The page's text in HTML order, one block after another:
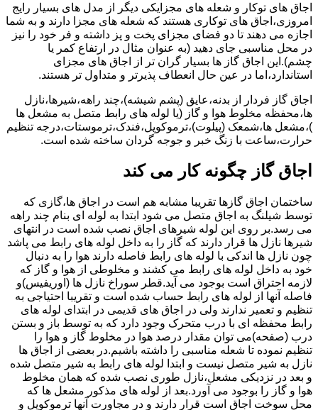
اجاق های توکار و شعله های مجزایکی دیگر از مدل های بسیار رایج
امروزی،اجاق های توکاری هستند که شعله های مجزا دارند و به شما
اجازه می دهند تا دو فضای مجزای پخت و پز داشته و فر خود را نیز
در محل مناسبی جای دهید (به عنوان مثال در ارتفاع کمر یا
چشم).این اجاق گاز ها بسیار گران تر از اجاق های مجزای
استاندارد،اما در عین حال انعطاف پذیرتر و متداول تر هستند.
اجاق گاز فردار از بدنه،عایق (پشم شیشه)،چند راهه،شیرها،نازل
ها،محفظه مخلوط هوا و گاز (یا لوله های رابط متصل به مشعل ها
)،مشعل ها،شمعک (پیلوت)،ترموکوپل،فندک،ترموستات،درجه تنظیم
حرارت،ساعت با زنگ خبر و جوجه گردان ساخته شده است.
اجاق گاز چگونه کار می کند
ساختمان اجاق گازها تقریبا مشابه هم است در اجاق ها،گازی که
توسط شیلنگ به اجاق متصل می شود ابتدا به لوله ای بنام چند راهه
می رسد.بر روی این لوله شیرهای اجاق نصب شده است در انتهای
شیرها نازل ها قرار دارند که گاز را به داخل لوله های رابط می پاشد
چون نازل ها اندکی با لوله های رابط فاصله دارند هوا را به دنبال
خود به داخل لوله های رابط می کشند و مخلوطی از هوا و گاز که
لازمه احتراق است بوجود می آید.قطر سوراخ نازل ها (اوریفیس)و
فاصله آنها از لوله های رابط حساب شده است و تقریبا احتیاجی به
تنظیم و تعمیر ندارند ولی در اجاق های قدیمی در ابتدای لوله های
رابط محفظه ای با درب متحرک وجود دارد که به توسط باز و بستن
درب (صفحه)می توان مقدار درصد هوا در مخلوط گاز و هوا را
تنظیم نموده تا شعله مناسبی را داشته باشیم.در بعضی از اجاق ها
نازل به شیر متصل نیست و ابتدا لوله های رابط به شیر متصل شده
و بعد در نزدیکی مشعل،نازل طوری نصب شده که همان مخلوط
هوا و گاز را بوجود می آورد.بعد از لوله های مذکور مشعل ها که
محل سوخت اجاق است قرار دارند و در مجاورت آنها ترموکوپل و